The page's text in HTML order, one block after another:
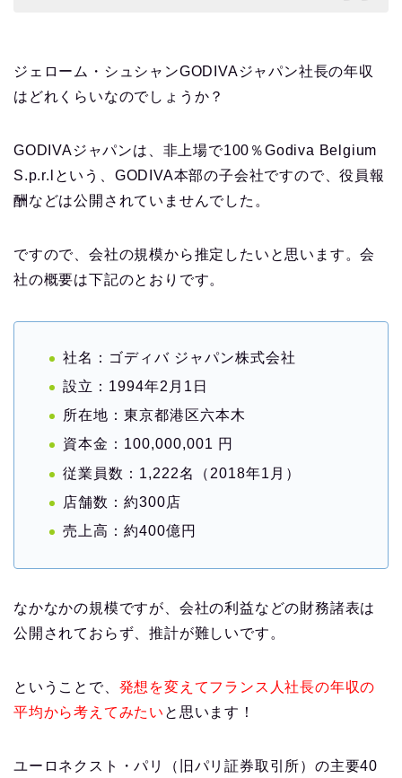
ジェローム・シュシャンGODIVAジャパン社長の年収
はどれくらいなのでしょうか？
GODIVAジャパンは、非上場で100％Godiva Belgium
S.p.r.lという、GODIVA本部の子会社ですので、役員報
酬などは公開されていませんでした。
ですので、会社の規模から推定したいと思います。会
社の概要は下記のとおりです。
社名：ゴディバ ジャパン株式会社
設立：1994年2月1日
所在地：東京都港区六本木
資本金：100,000,001 円
従業員数：1,222名（2018年1月）
店舗数：約300店
売上高：約400億円
なかなかの規模ですが、会社の利益などの財務諸表は
公開されておらず、推計が難しいです。
ということで、 発想を変えてフランス人社長の年収の
平均から考えてみたい と思います！
ユーロネクスト・パリ（旧パリ証券取引所）の主要40